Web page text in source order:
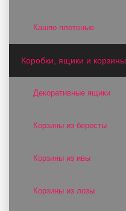
Кашпо плетеные
Коробки, ящики и корзины
Декоративные ящики
Корзины из бересты
Корзины из ивы
Корзины из лозы